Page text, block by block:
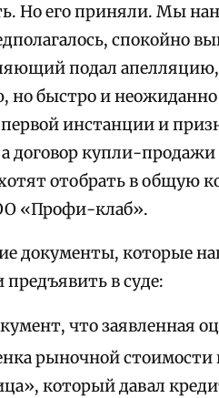
Но его приняли. Мы
спокойно
подал
но быстро и
инстанции и
а договор купли-
отобрать в общую
«Профи-клаб».
документы, которые
в суде:
что заявленная
рыночной
который давал